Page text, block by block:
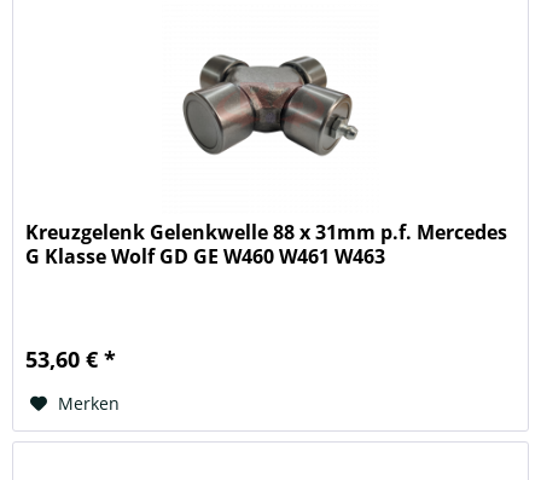
Kreuzgelenk Gelenkwelle 88 x 31mm p.f. Mercedes
G Klasse Wolf GD GE W460 W461 W463
53,60 € *
Merken